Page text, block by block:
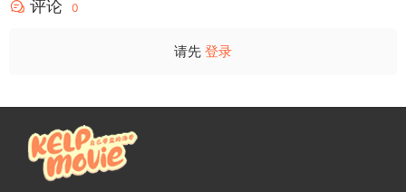
评论 0
请先 登录